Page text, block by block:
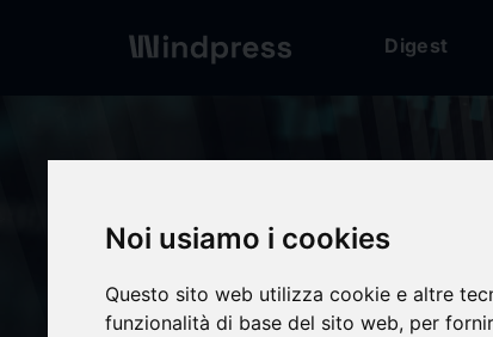
Noi usiamo i cookies
Questo sito web utilizza cookie e altre
funzionalità di base del sito web, per
Digest